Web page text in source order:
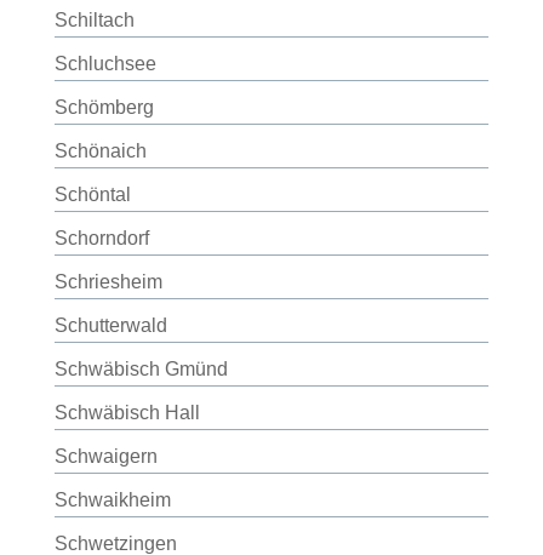
Schiltach
Schluchsee
Schömberg
Schönaich
Schöntal
Schorndorf
Schriesheim
Schutterwald
Schwäbisch Gmünd
Schwäbisch Hall
Schwaigern
Schwaikheim
Schwetzingen